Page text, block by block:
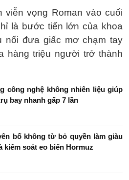
viễn vọng Roman vào cuối
là bước tiến lớn của khoa
nối đưa giấc mơ chạm tay
hàng triệu người trở thành
công nghệ không nhiên liệu giúp
bay nhanh gấp 7 lần
bố không từ bỏ quyền làm giàu
kiểm soát eo biển Hormuz